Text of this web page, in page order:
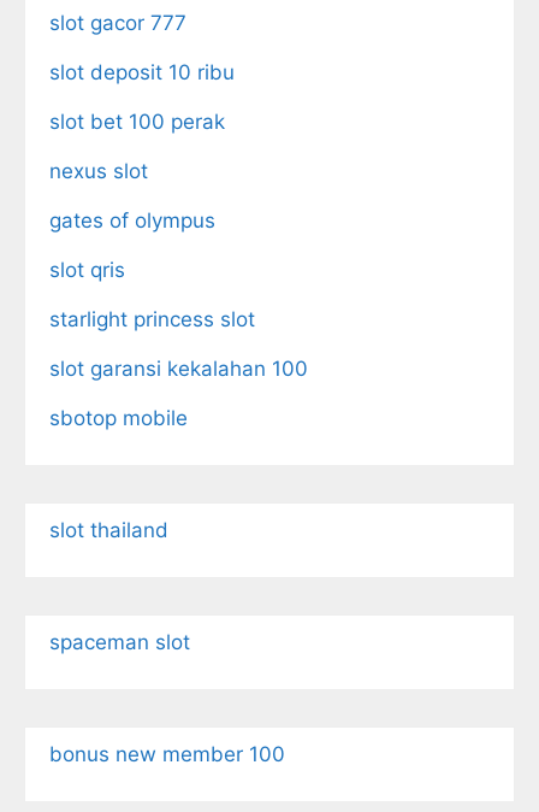
slot gacor 777
slot deposit 10 ribu
slot bet 100 perak
nexus slot
gates of olympus
slot qris
starlight princess slot
slot garansi kekalahan 100
sbotop mobile
slot thailand
spaceman slot
bonus new member 100